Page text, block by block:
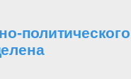
политического